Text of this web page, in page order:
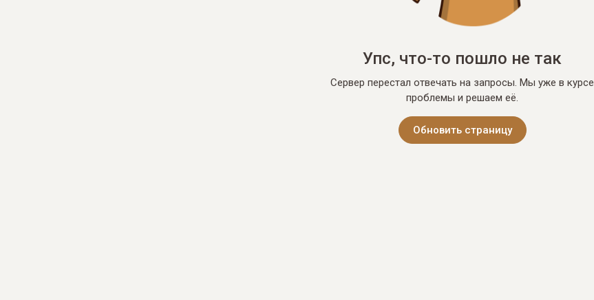
Упс, что-то пошло не так
Сервер перестал отвечать на запросы. Мы уже в курсе
проблемы и решаем её.
Обновить страницу